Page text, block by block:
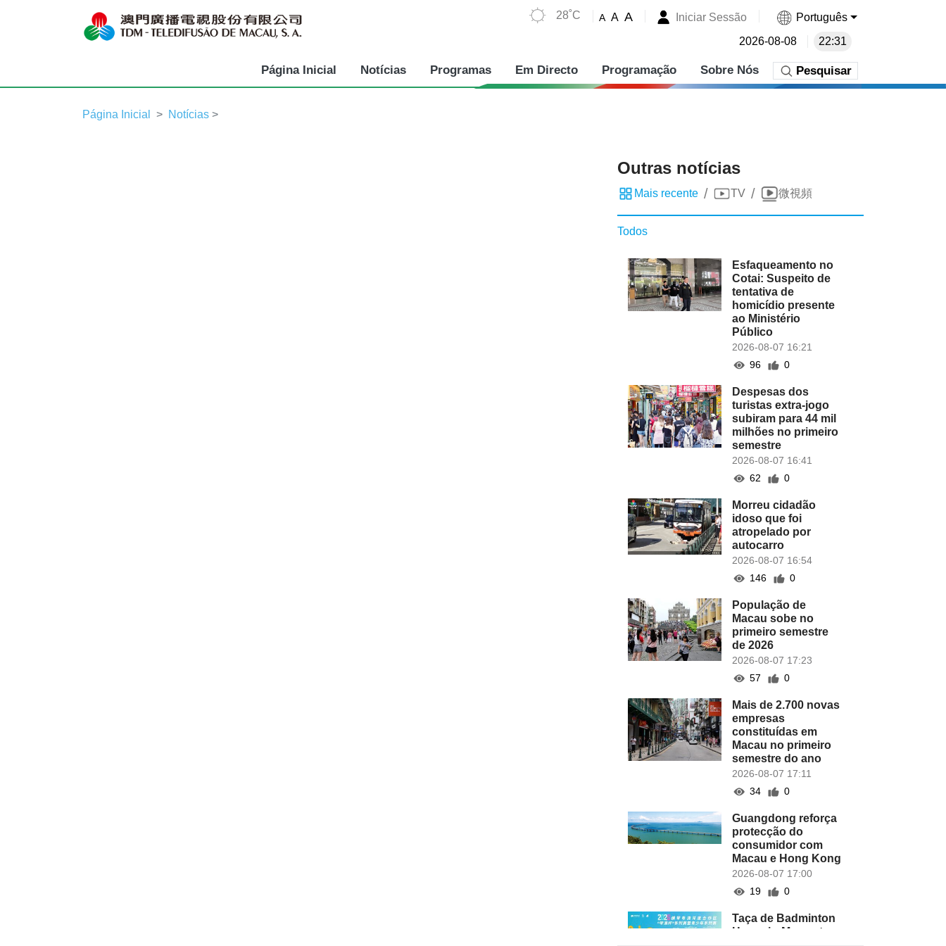
28˚C A A A Iniciar Sessão Português
2026-08-08 22:31
Página Inicial Notícias Programas Em Directo Programação Sobre Nós Pesquisar
Página Inicial Notícias >
Outras notícias
Mais recente / TV / 微視頻
Todos
Esfaqueamento no
Cotai: Suspeito de
tentativa de
homicídio presente
ao Ministério
Público
2026-08-07 16:21
96
0
Despesas dos
turistas extra-jogo
subiram para 44 mil
milhões no primeiro
semestre
2026-08-07 16:41
62
0
Morreu cidadão
idoso que foi
atropelado por
autocarro
2026-08-07 16:54
146
0
População de
Macau sobe no
primeiro semestre
de 2026
2026-08-07 17:23
57
0
Mais de 2.700 novas
empresas
constituídas em
Macau no primeiro
semestre do ano
2026-08-07 17:11
34
0
Guangdong reforça
protecção do
consumidor com
Macau e Hong Kong
2026-08-07 17:00
19
0
Taça de Badminton
Hengqin-Macau tem